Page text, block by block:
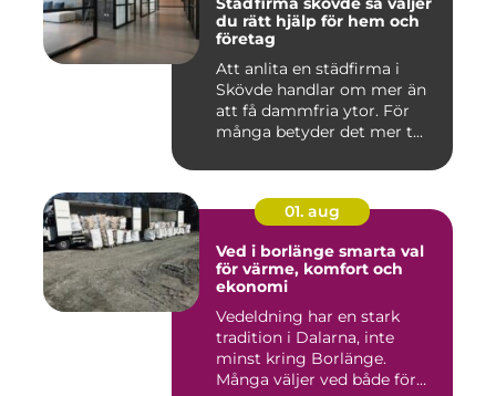
du rätt hjälp för hem och
företag
Att anlita en städfirma i
Skövde handlar om mer än
att få dammfria ytor. För
många betyder det mer t...
01. aug
Ved i borlänge smarta val
för värme, komfort och
ekonomi
Vedeldning har en stark
tradition i Dalarna, inte
minst kring Borlänge.
Många väljer ved både för